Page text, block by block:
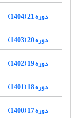
دوره 21 (1404)
دوره 20 (1403)
دوره 19 (1402)
دوره 18 (1401)
دوره 17 (1400)